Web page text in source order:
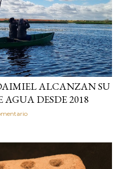
ALCANZAN SU
DESDE 2018